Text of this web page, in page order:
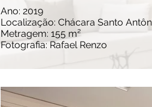
Ano: 2019
Localização: Chácara Santo
Metragem: 155 m²
Fotografia: Rafael Renzo